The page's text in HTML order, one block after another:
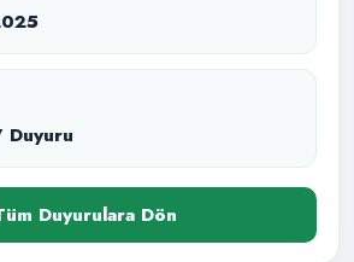
Duyurulara Dön